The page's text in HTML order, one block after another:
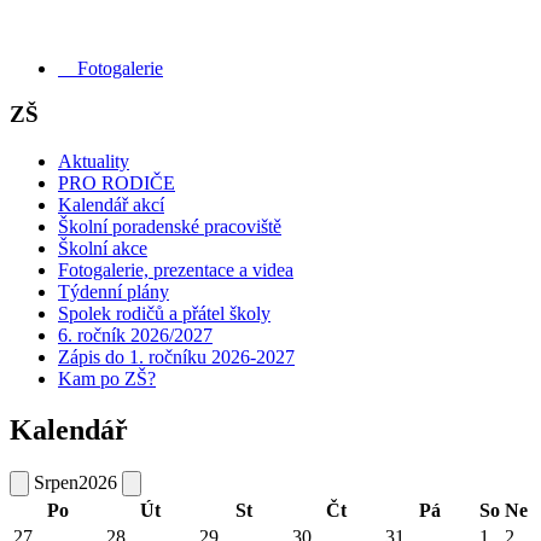
Fotogalerie
ZŠ
Aktuality
PRO RODIČE
Kalendář akcí
Školní poradenské pracoviště
Školní akce
Fotogalerie, prezentace a videa
Týdenní plány
Spolek rodičů a přátel školy
6. ročník 2026/2027
Zápis do 1. ročníku 2026-2027
Kam po ZŠ?
Kalendář
Srpen2026
Po
Út St Čt Pá So Ne
27
28 29 30 31 1
2